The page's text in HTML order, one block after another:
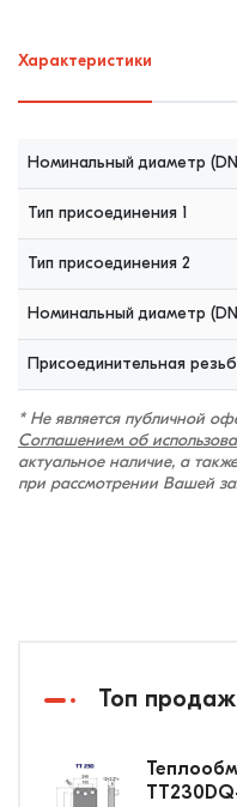
Характеристики
Номинальный диаметр
Тип присоединения 1
Тип присоединения 2
Номинальный диаметр
Присоединительная
* Не является публичной
Соглашением об
актуальное наличие, а
при рассмотрении Вашей
Топ продаж